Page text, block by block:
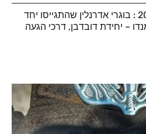
סוף מסלול דובדבן מאי 2026 : בוגרי אדרנלין שהתגייסו יחד
– יחידת דובדבן, דרכי הגעה